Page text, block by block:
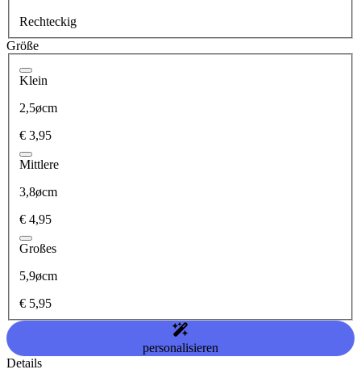
Rechteckig
Größe
Klein
2,5øcm
€ 3,95
Mittlere
3,8øcm
€ 4,95
Großes
5,9øcm
€ 5,95
personalisieren
Details